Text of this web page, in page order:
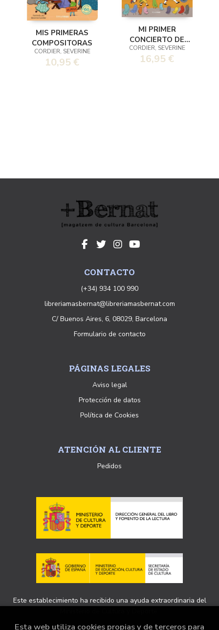
MIS PRIMERAS
COMPOSITORAS
CORDIER, SEVERINE
10,95 €
MI PRIMER
CONCIERTO DE
MÚSICA CLÁSICA.
LUCES Y SONIDOS
CORDIER, SEVERINE
16,95 €
CONTACTO
(+34) 934 100 990
libreriamasbernat@libreriamasbernat.com
C/ Buenos Aires, 6, 08029, Barcelona
Formulario de contacto
PÁGINAS LEGALES
Aviso legal
Protección de datos
Política de Cookies
ATENCIÓN AL CLIENTE
Pedidos
Este establecimiento ha recibido una ayuda extraordinaria del
Esta web utiliza cookies propias y de terceros para